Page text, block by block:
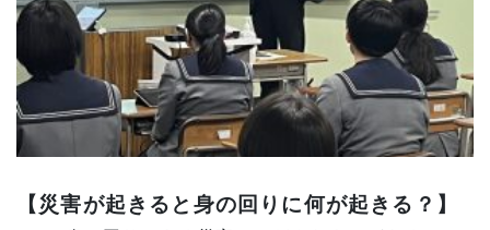
【災害が起きると身の回りに何が起きる？】